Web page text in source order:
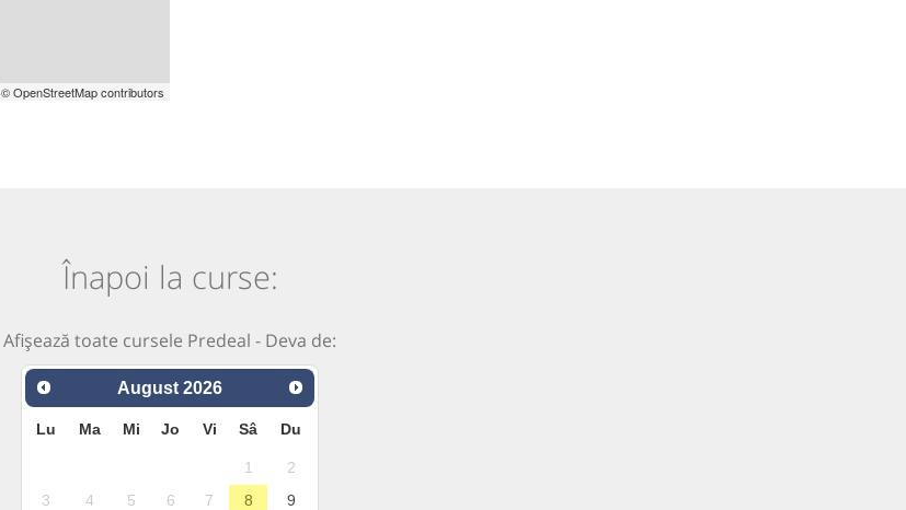
© OpenStreetMap contributors
Înapoi la curse:
Afișează toate cursele Predeal - Deva de:
August 2026
Lu Ma Mi Jo Vi Sâ Du
1
2
3
4 5 6 7 8
9